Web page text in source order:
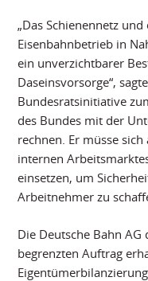
„Das Schienennetz
Eisenbahnbetrieb in
ein unverzichtbarer
Daseinsvorsorge“,
Bundesratsinitiative
des Bundes mit der
rechnen. Er müsse
internen
einsetzen, um
Arbeitnehmer zu
Die Deutsche Bahn
begrenzten Auftrag